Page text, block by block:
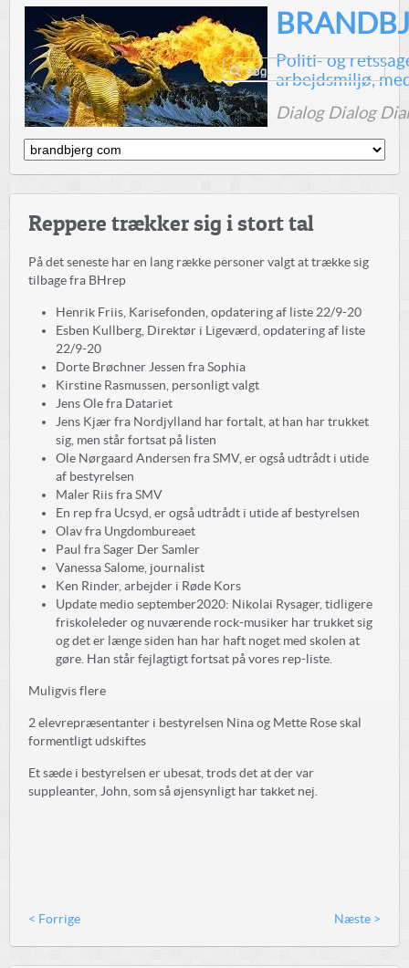
Politi- og
arbejdsmiljø,
Dialog Dialog
Reppere trækker sig i stort tal
På det seneste har en lang række personer valgt at trække sig
tilbage fra BHrep
Henrik Friis, Karisefonden, opdatering af liste 22/9-20
Esben Kullberg, Direktør i Ligeværd, opdatering af liste
22/9-20
Dorte Brøchner Jessen fra Sophia
Kirstine Rasmussen, personligt valgt
Jens Ole fra Datariet
Jens Kjær fra Nordjylland har fortalt, at han har trukket
sig, men står fortsat på listen
Ole Nørgaard Andersen fra SMV, er også udtrådt i utide
af bestyrelsen
Maler Riis fra SMV
En rep fra Ucsyd, er også udtrådt i utide af bestyrelsen
Olav fra Ungdombureaet
Paul fra Sager Der Samler
Vanessa Salome, journalist
Ken Rinder, arbejder i Røde Kors
Update medio september2020: Nikolai Rysager, tidligere
friskoleleder og nuværende rock-musiker har trukket sig
og det er længe siden han har haft noget med skolen at
gøre. Han står fejlagtigt fortsat på vores rep-liste.
Muligvis flere
2 elevrepræsentanter i bestyrelsen Nina og Mette Rose skal
formentligt udskiftes
Et sæde i bestyrelsen er ubesat, trods det at der var
suppleanter, John, som så øjensynligt har takket nej.
< Forrige Næste >